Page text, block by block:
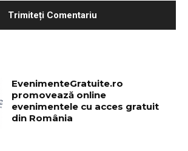
EvenimenteGratuite.ro
promovează online
evenimentele cu acces gratuit
din România